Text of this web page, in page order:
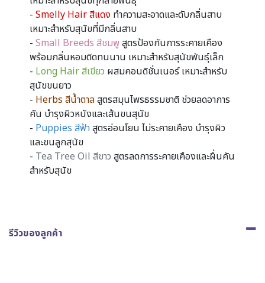
- Smelly Hair สีแดง ทำความสะอาดและดับกลิ่นสาบ
เหมาะสำหรับสุนัขที่มีกลิ่นสาบ
- Small Breeds สีชมพูสูตรป้องกันการระคายเคือง
พร้อมกลิ่นหอมติดทนนาน เหมาะสำหรับสุนัขพันธุ์เล็ก
- Long Hair สีเขียว ผสมคอนดิชั่นเนอร์ เหมาะสำหรับ
สุนัขขนยาว
- Herbs สีน้ำตาลสูตรสมุนไพรธรรมชาติ ช่วยลดอาการ
คัน บำรุงผิวหนังและเส้นขนสุนัข
- Puppies สีฟ้าสูตรอ่อนโยน ไม่ระคายเคือง บำรุงผิว
และขนลูกสุนัข
- Tea Tree Oil สีขาว สูตรลดการระคายเคืองและผื่นคัน
สำหรับสุนัข
รีวิวของลูกค้า